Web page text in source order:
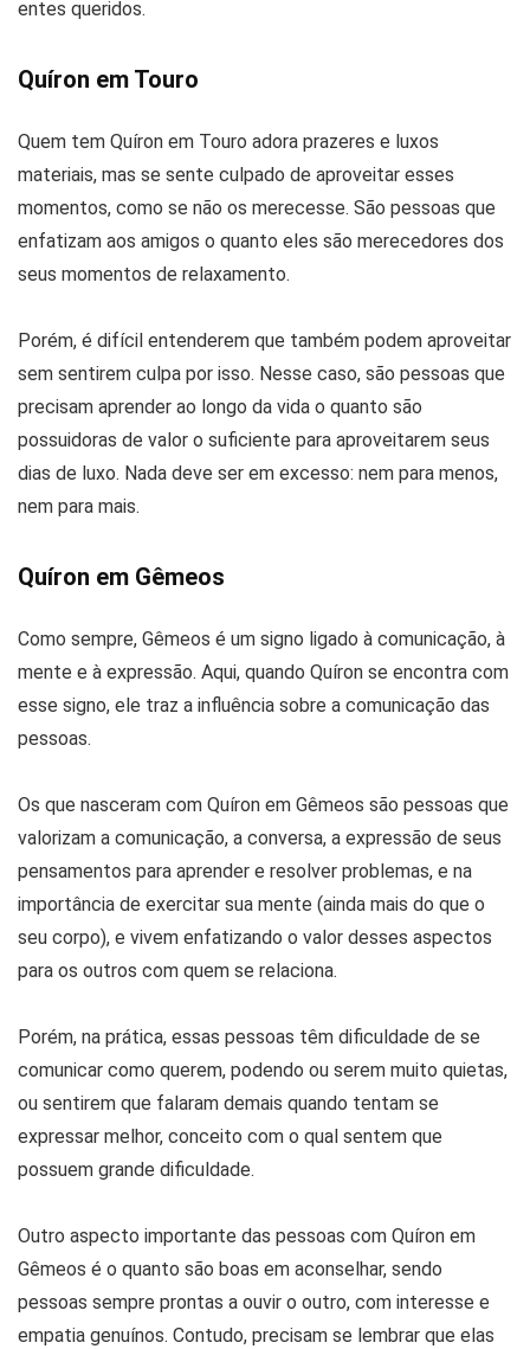
entes queridos.
Quíron em Touro
Quem tem Quíron em Touro adora prazeres e luxos
materiais, mas se sente culpado de aproveitar esses
momentos, como se não os merecesse. São pessoas que
enfatizam aos amigos o quanto eles são merecedores dos
seus momentos de relaxamento.
Porém, é difícil entenderem que também podem aproveitar
sem sentirem culpa por isso. Nesse caso, são pessoas que
precisam aprender ao longo da vida o quanto são
possuidoras de valor o suficiente para aproveitarem seus
dias de luxo. Nada deve ser em excesso: nem para menos,
nem para mais.
Quíron em Gêmeos
Como sempre, Gêmeos é um signo ligado à comunicação, à
mente e à expressão. Aqui, quando Quíron se encontra com
esse signo, ele traz a influência sobre a comunicação das
pessoas.
Os que nasceram com Quíron em Gêmeos são pessoas que
valorizam a comunicação, a conversa, a expressão de seus
pensamentos para aprender e resolver problemas, e na
importância de exercitar sua mente (ainda mais do que o
seu corpo), e vivem enfatizando o valor desses aspectos
para os outros com quem se relaciona.
Porém, na prática, essas pessoas têm dificuldade de se
comunicar como querem, podendo ou serem muito quietas,
ou sentirem que falaram demais quando tentam se
expressar melhor, conceito com o qual sentem que
possuem grande dificuldade.
Outro aspecto importante das pessoas com Quíron em
Gêmeos é o quanto são boas em aconselhar, sendo
pessoas sempre prontas a ouvir o outro, com interesse e
empatia genuínos. Contudo, precisam se lembrar que elas